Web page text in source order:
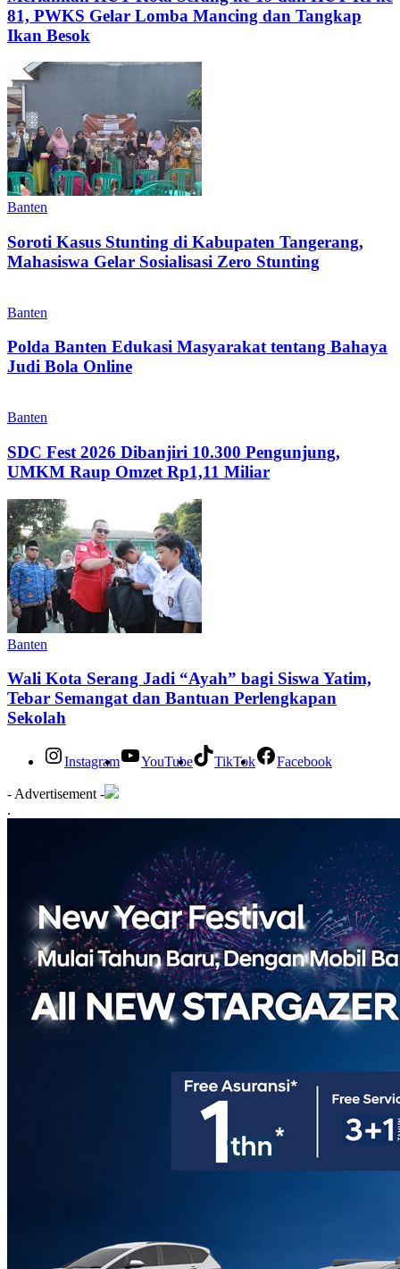
81, PWKS Gelar Lomba Mancing dan Tangkap
Ikan Besok
Banten
Soroti Kasus Stunting di Kabupaten Tangerang,
Mahasiswa Gelar Sosialisasi Zero Stunting
Banten
Polda Banten Edukasi Masyarakat tentang Bahaya
Judi Bola Online
Banten
SDC Fest 2026 Dibanjiri 10.300 Pengunjung,
UMKM Raup Omzet Rp1,11 Miliar
Banten
Wali Kota Serang Jadi “Ayah” bagi Siswa Yatim,
Tebar Semangat dan Bantuan Perlengkapan
Sekolah
Instagram YouTube TikTok Facebook
- Advertisement -
.